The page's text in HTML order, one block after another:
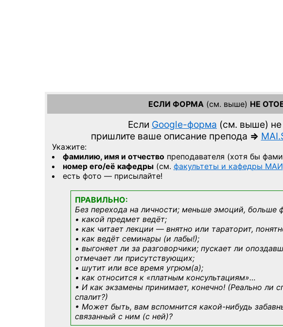
ЕСЛИ ФОРМА (см. выше) НЕ
Если Google-форма (см. выше)
пришлите ваше описание препода =>
Укажите:
фамилию, имя и отчествопреподавателя (хотя бы
номер его/её кафедры(см. факультеты и кафедры МАИ
есть фото — присылайте!
ПРАВИЛЬНО:
Без перехода на личности; меньше эмоций, больше
• какой предмет ведёт;
• как читает лекции — внятно или тараторит,
• как ведёт семинары (и лабы!);
• выгоняет ли за разговорчики; пускает ли
отмечает ли присутствующих;
• шутит или все время угрюм(а);
• как относится к «платным консультациям»…
• И как экзамены принимает, конечно! (Реально ли
спалит?)
• Может быть, вам вспомнится какой-нибудь
связанный с ним (с ней)?